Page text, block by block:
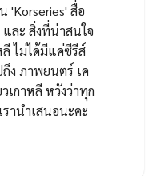
'Korseries' สื่อ
ละ สิ่งที่น่าสนใจ
ลี ไม่ได้มีแค่ซีรีส์
ง ภาพยนตร์ เค
เกาหลี หวังว่าทุก
านำเสนอนะคะ